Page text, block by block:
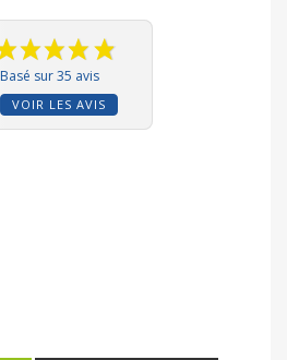
Basé sur 35 avis
VOIR LES AVIS